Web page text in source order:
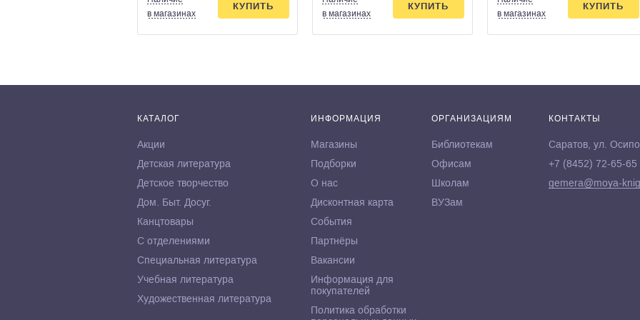
в магазинах
КУПИТЬ
в магазинах
КУПИТЬ
в магазинах
КУПИТЬ
КАТАЛОГ
Акции
Детская литература
Детское творчество
Дом. Быт. Досуг.
Канцтовары
С отделениями
Специальная литература
Учебная литература
Художественная литература
ИНФОРМАЦИЯ
Магазины
Подборки
О нас
Дисконтная карта
События
Партнёры
Вакансии
Информация для
покупателей
Политика обработки
ОРГАНИЗАЦИЯМ
Библиотекам
Офисам
Школам
ВУЗам
КОНТАКТЫ
Саратов, ул.
+7 (8452) 72-65-65
gemera@moya-